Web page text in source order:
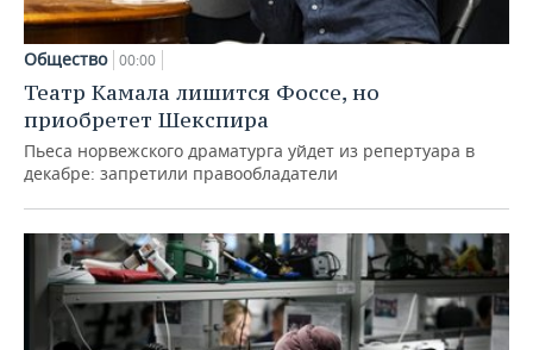
Общество 00:00
Театр Камала лишится Фоссе, но
приобретет Шекспира
Пьеса норвежского драматурга уйдет из репертуара в
декабре: запретили правообладатели